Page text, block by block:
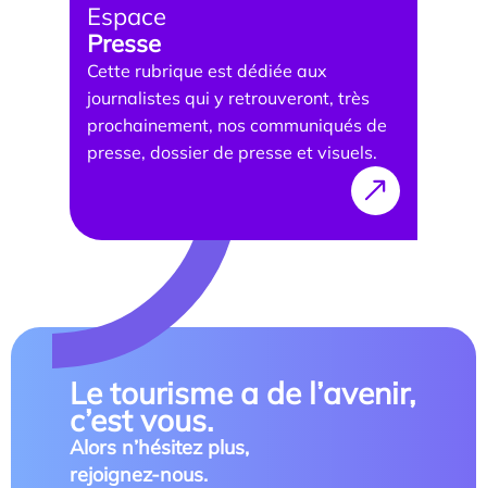
Espace
Presse
Cette rubrique est dédiée aux
journalistes qui y retrouveront, très
prochainement, nos communiqués de
presse, dossier de presse et visuels.
Le tourisme a de l’avenir,
c’est vous.
Alors n’hésitez plus,
rejoignez-nous.